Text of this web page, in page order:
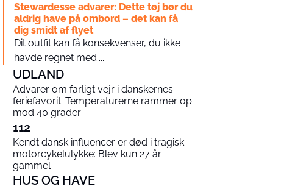
Stewardesse advarer: Dette tøj bør du
aldrig have på ombord – det kan få
dig smidt af flyet
Dit outfit kan få konsekvenser, du ikke
havde regnet med....
UDLAND
Advarer om farligt vejr i danskernes
feriefavorit: Temperaturerne rammer op
mod 40 grader
112
Kendt dansk influencer er død i tragisk
motorcykelulykke: Blev kun 27 år
gammel
HUS OG HAVE